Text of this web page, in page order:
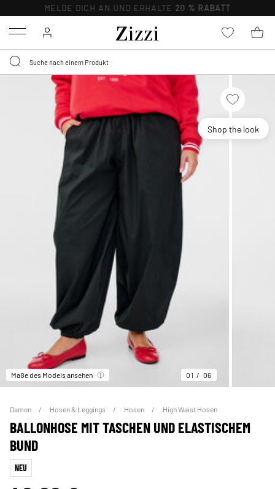
MELDE DICH AN UND ERHALTE 20 % RABATT
Menu
Shop the look
Maße des Models ansehen 01 06
Damen Hosen & Leggings Hosen High Waist Hosen
BALLONHOSE MIT TASCHEN UND ELASTISCHEM
BUND
NEU